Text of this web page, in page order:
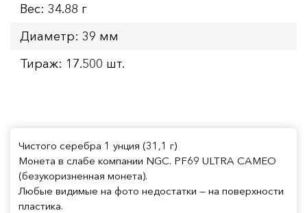
Вес: 34.88 г
Диаметр: 39 мм
Тираж: 17.500 шт.
Чистого серебра 1 унция (31,1 г)
Монета в слабе компании NGC. PF69 ULTRA CAMEO
(безукоризненная монета).
Любые видимые на фото недостатки — на поверхности
пластика.